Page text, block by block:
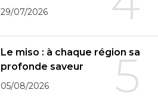
29/07/2026
5
Le miso : à chaque région sa
profonde saveur
05/08/2026